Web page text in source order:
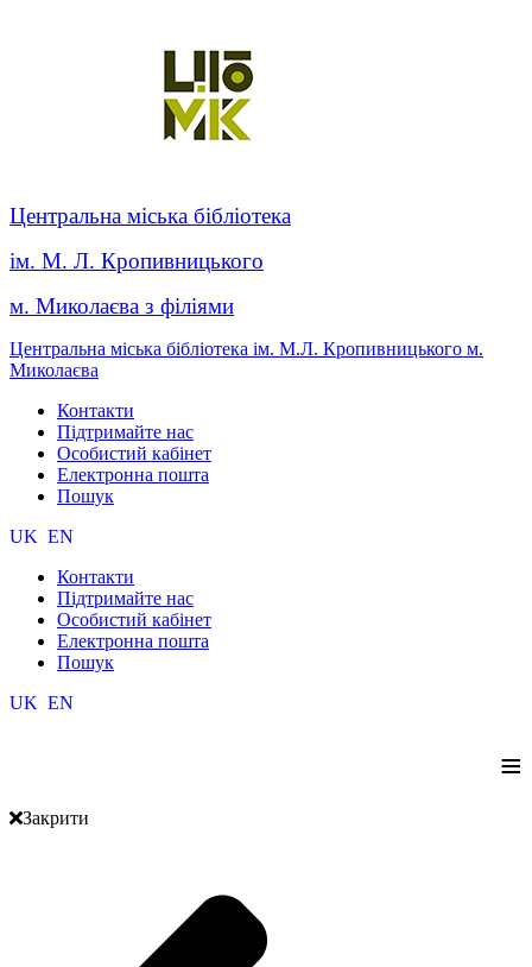
Центральна міська бібліотека
ім. М. Л. Кропивницького
м. Миколаєва з філіями
Центральна міська бібліотека ім. М.Л. Кропивницького м.
Миколаєва
Контакти
Підтримайте нас
Особистий кабінет
Електронна пошта
Пошук
UK EN
Контакти
Підтримайте нас
Особистий кабінет
Електронна пошта
Пошук
UK EN
≡
Закрити